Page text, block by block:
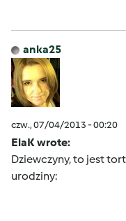
anka25
czw., 07/04/2013 - 00:20
ElaK wrote:
Dziewczyny, to jest
urodziny: